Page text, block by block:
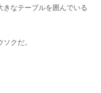
なテーブルを囲んでいる
クだ。